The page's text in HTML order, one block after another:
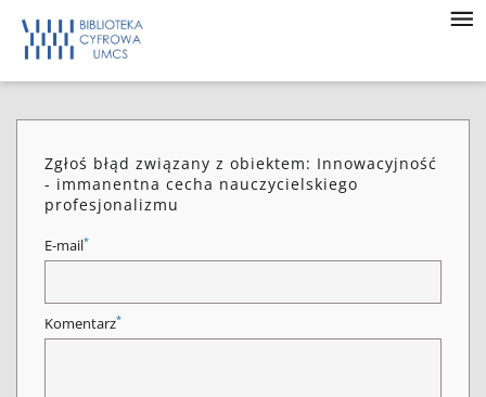
Zgłoś błąd związany z obiektem: Innowacyjność
- immanentna cecha nauczycielskiego
profesjonalizmu
E-mail*
Komentarz*